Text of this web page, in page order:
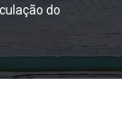
do